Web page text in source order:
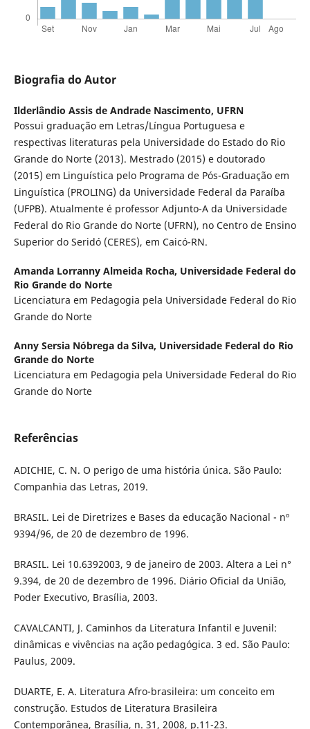
Biografia do Autor
Ilderlândio Assis de Andrade Nascimento, UFRN
Possui graduação em Letras/Língua Portuguesa e
respectivas literaturas pela Universidade do Estado do Rio
Grande do Norte (2013). Mestrado (2015) e doutorado
(2015) em Linguística pelo Programa de Pós-Graduação em
Linguística (PROLING) da Universidade Federal da Paraíba
(UFPB). Atualmente é professor Adjunto-A da Universidade
Federal do Rio Grande do Norte (UFRN), no Centro de Ensino
Superior do Seridó (CERES), em Caicó-RN.
Amanda Lorranny Almeida Rocha, Universidade Federal do
Rio Grande do Norte
Licenciatura em Pedagogia pela Universidade Federal do Rio
Grande do Norte
Anny Sersia Nóbrega da Silva, Universidade Federal do Rio
Grande do Norte
Licenciatura em Pedagogia pela Universidade Federal do Rio
Grande do Norte
Referências
ADICHIE, C. N. O perigo de uma história única. São Paulo:
Companhia das Letras, 2019.
BRASIL. Lei de Diretrizes e Bases da educação Nacional - nº
9394/96, de 20 de dezembro de 1996.
BRASIL. Lei 10.6392003, 9 de janeiro de 2003. Altera a Lei n°
9.394, de 20 de dezembro de 1996. Diário Oficial da União,
Poder Executivo, Brasília, 2003.
CAVALCANTI, J. Caminhos da Literatura Infantil e Juvenil:
dinâmicas e vivências na ação pedagógica. 3 ed. São Paulo:
Paulus, 2009.
DUARTE, E. A. Literatura Afro-brasileira: um conceito em
construção. Estudos de Literatura Brasileira
Contemporânea, Brasília, n. 31, 2008, p.11-23.